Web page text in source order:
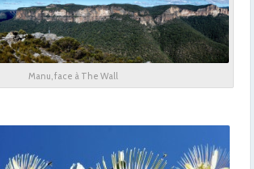
Manu, face à The Wall